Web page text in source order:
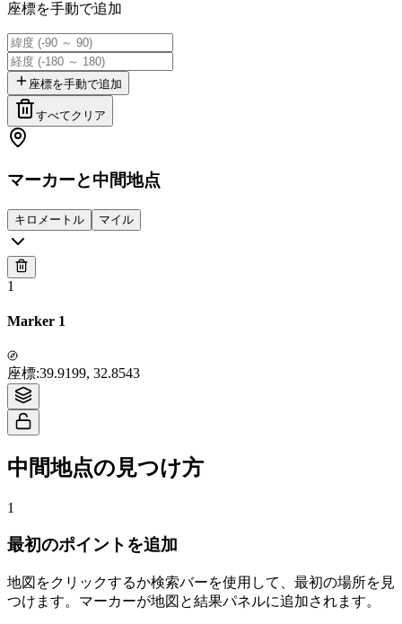
座標を手動で追加
座標を手動で追加
すべてクリア
マーカーと中間地点
キロメートル マイル
1
Marker 1
座標:39.9199, 32.8543
Tiles © Esri — Source: Esri, i-cubed, USDA, USGS, AEX, GeoEye,
Getmapping, Aerogrid, IGN, IGP, UPR-EGP, and the GIS User Community
中間地点の見つけ方
1
最初のポイントを追加
地図をクリックするか検索バーを使用して、最初の場所を見
つけます。マーカーが地図と結果パネルに追加されます。